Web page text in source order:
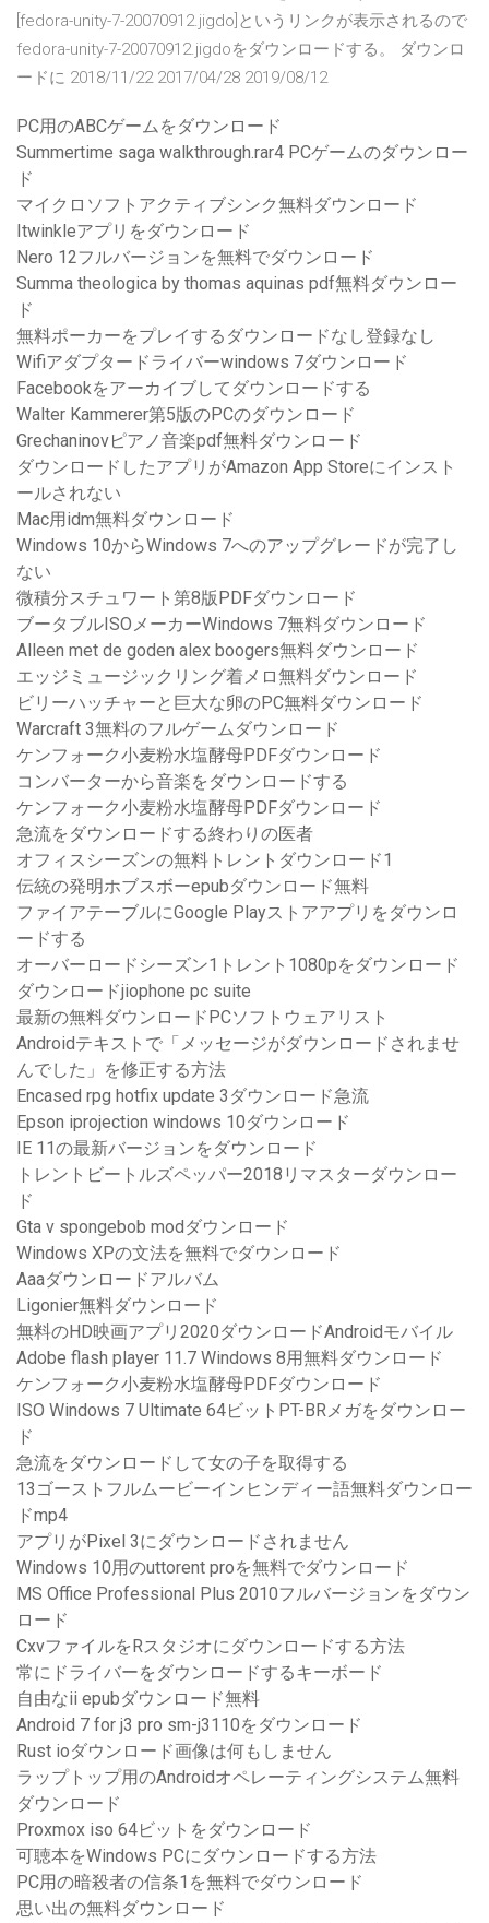
[fedora-unity-7-20070912.jigdo]というリンクが表示されるので
fedora-unity-7-20070912.jigdoをダウンロードする。 ダウンロ
ードに 2018/11/22 2017/04/28 2019/08/12
PC用のABCゲームをダウンロード
Summertime saga walkthrough.rar4 PCゲームのダウンロー
ド
マイクロソフトアクティブシンク無料ダウンロード
Itwinkleアプリをダウンロード
Nero 12フルバージョンを無料でダウンロード
Summa theologica by thomas aquinas pdf無料ダウンロー
ド
無料ポーカーをプレイするダウンロードなし登録なし
Wifiアダプタードライバーwindows 7ダウンロード
Facebookをアーカイブしてダウンロードする
Walter Kammerer第5版のPCのダウンロード
Grechaninovピアノ音楽pdf無料ダウンロード
ダウンロードしたアプリがAmazon App Storeにインスト
ールされない
Mac用idm無料ダウンロード
Windows 10からWindows 7へのアップグレードが完了し
ない
微積分スチュワート第8版PDFダウンロード
ブータブルISOメーカーWindows 7無料ダウンロード
Alleen met de goden alex boogers無料ダウンロード
エッジミュージックリング着メロ無料ダウンロード
ビリーハッチャーと巨大な卵のPC無料ダウンロード
Warcraft 3無料のフルゲームダウンロード
ケンフォーク小麦粉水塩酵母PDFダウンロード
コンバーターから音楽をダウンロードする
ケンフォーク小麦粉水塩酵母PDFダウンロード
急流をダウンロードする終わりの医者
オフィスシーズンの無料トレントダウンロード1
伝統の発明ホブスボーepubダウンロード無料
ファイアテーブルにGoogle Playストアアプリをダウンロ
ードする
オーバーロードシーズン1トレント1080pをダウンロード
ダウンロードjiophone pc suite
最新の無料ダウンロードPCソフトウェアリスト
Androidテキストで「メッセージがダウンロードされませ
んでした」を修正する方法
Encased rpg hotfix update 3ダウンロード急流
Epson iprojection windows 10ダウンロード
IE 11の最新バージョンをダウンロード
トレントビートルズペッパー2018リマスターダウンロー
ド
Gta v spongebob modダウンロード
Windows XPの文法を無料でダウンロード
Aaaダウンロードアルバム
Ligonier無料ダウンロード
無料のHD映画アプリ2020ダウンロードAndroidモバイル
Adobe flash player 11.7 Windows 8用無料ダウンロード
ケンフォーク小麦粉水塩酵母PDFダウンロード
ISO Windows 7 Ultimate 64ビットPT-BRメガをダウンロー
ド
急流をダウンロードして女の子を取得する
13ゴーストフルムービーインヒンディー語無料ダウンロー
ドmp4
アプリがPixel 3にダウンロードされません
Windows 10用のuttorent proを無料でダウンロード
MS Office Professional Plus 2010フルバージョンをダウン
ロード
CxvファイルをRスタジオにダウンロードする方法
常にドライバーをダウンロードするキーボード
自由なii epubダウンロード無料
Android 7 for j3 pro sm-j3110をダウンロード
Rust ioダウンロード画像は何もしません
ラップトップ用のAndroidオペレーティングシステム無料
ダウンロード
Proxmox iso 64ビットをダウンロード
可聴本をWindows PCにダウンロードする方法
PC用の暗殺者の信条1を無料でダウンロード
思い出の無料ダウンロード